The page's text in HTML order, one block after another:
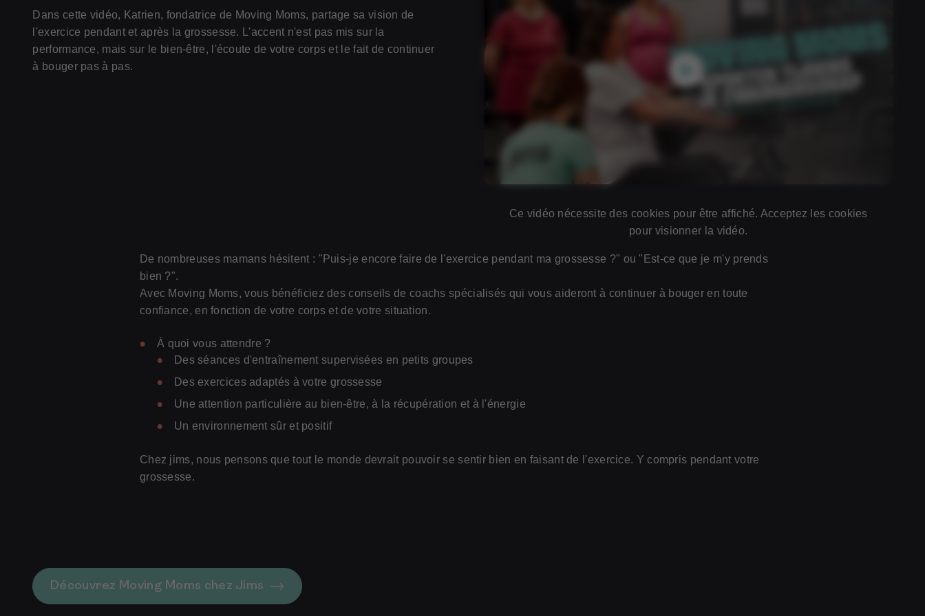
Dans cette vidéo, Katrien, fondatrice de Moving Moms, partage sa vision de
l'exercice pendant et après la grossesse. L'accent n'est pas mis sur la
performance, mais sur le bien-être, l'écoute de votre corps et le fait de continuer
à bouger pas à pas.
Ce vidéo nécessite des cookies pour être affiché. Acceptez les cookies
pour visionner la vidéo.
De nombreuses mamans hésitent : "Puis-je encore faire de l'exercice pendant ma grossesse ?" ou "Est-ce que je m'y prends
bien ?".
Avec Moving Moms, vous bénéficiez des conseils de coachs spécialisés qui vous aideront à continuer à bouger en toute
confiance, en fonction de votre corps et de votre situation.
À quoi vous attendre ?
Des séances d'entraînement supervisées en petits groupes
Des exercices adaptés à votre grossesse
Une attention particulière au bien-être, à la récupération et à l'énergie
Un environnement sûr et positif
Chez jims, nous pensons que tout le monde devrait pouvoir se sentir bien en faisant de l'exercice. Y compris pendant votre
grossesse.
Découvrez Moving Moms chez Jims